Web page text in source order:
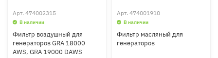
Арт. 474002315
В наличии
Фильтр воздушный для
генераторов GRA 18000
AWS, GRA 19000 DAWS
Арт. 474001910
В наличии
Фильтр масляный для
генераторов